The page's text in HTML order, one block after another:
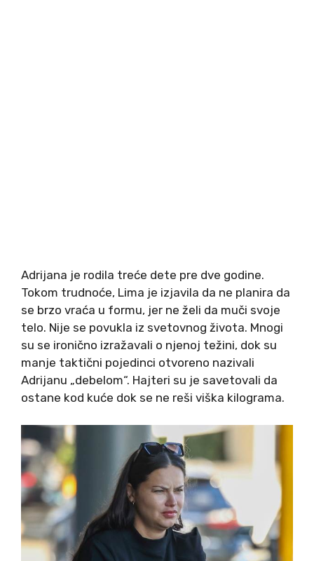
Adrijana je rodila treće dete pre dve godine.
Tokom trudnoće, Lima je izjavila da ne planira da
se brzo vraća u formu, jer ne želi da muči svoje
telo. Nije se povukla iz svetovnog života. Mnogi
su se ironično izražavali o njenoj težini, dok su
manje taktični pojedinci otvoreno nazivali
Adrijanu „debelom“. Hajteri su je savetovali da
ostane kod kuće dok se ne reši viška kilograma.